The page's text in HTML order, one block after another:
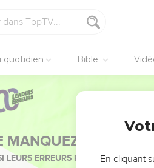
quotidien Bible
MANQUEZ PAS
LEURS ERREURS POUVAIENT VOUS
En cliquant